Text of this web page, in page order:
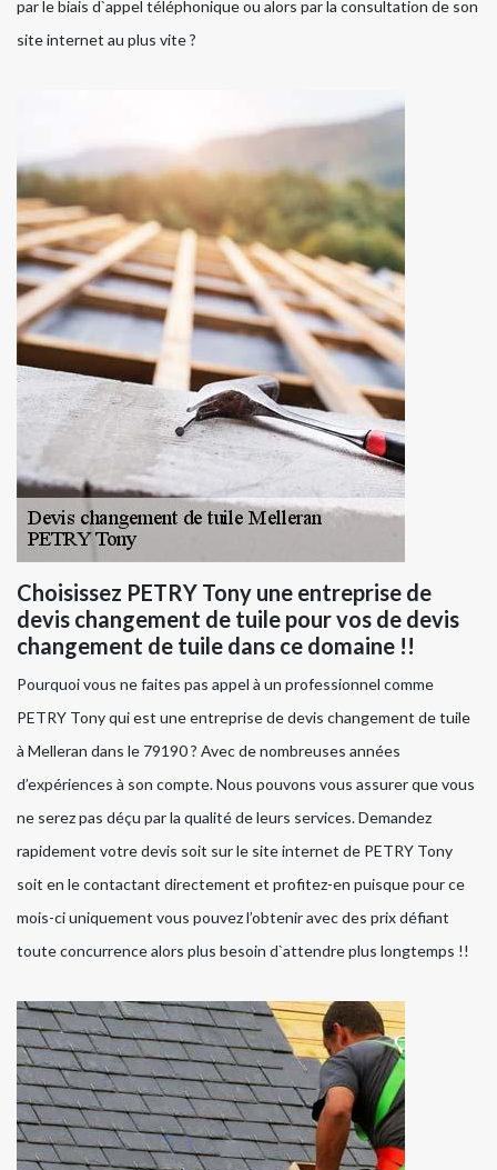
par le biais d`appel téléphonique ou alors par la consultation de son
site internet au plus vite ?
Choisissez PETRY Tony une entreprise de
devis changement de tuile pour vos de devis
changement de tuile dans ce domaine !!
Pourquoi vous ne faites pas appel à un professionnel comme
PETRY Tony qui est une entreprise de devis changement de tuile
à Melleran dans le 79190 ? Avec de nombreuses années
d’expériences à son compte. Nous pouvons vous assurer que vous
ne serez pas déçu par la qualité de leurs services. Demandez
rapidement votre devis soit sur le site internet de PETRY Tony
soit en le contactant directement et profitez-en puisque pour ce
mois-ci uniquement vous pouvez l’obtenir avec des prix défiant
toute concurrence alors plus besoin d`attendre plus longtemps !!